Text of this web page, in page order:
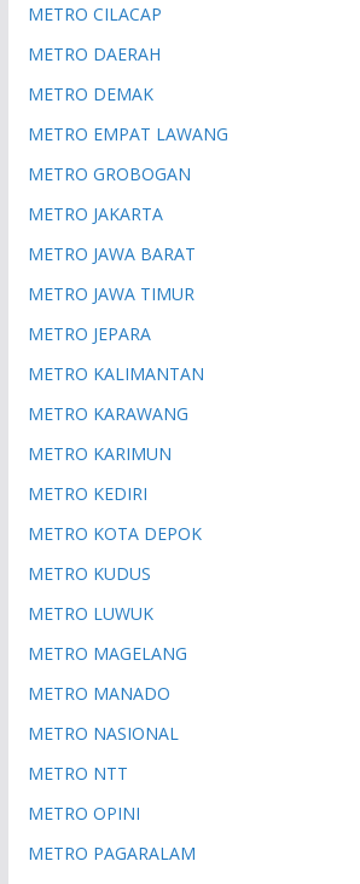
METRO CILACAP
METRO DAERAH
METRO DEMAK
METRO EMPAT LAWANG
METRO GROBOGAN
METRO JAKARTA
METRO JAWA BARAT
METRO JAWA TIMUR
METRO JEPARA
METRO KALIMANTAN
METRO KARAWANG
METRO KARIMUN
METRO KEDIRI
METRO KOTA DEPOK
METRO KUDUS
METRO LUWUK
METRO MAGELANG
METRO MANADO
METRO NASIONAL
METRO NTT
METRO OPINI
METRO PAGARALAM